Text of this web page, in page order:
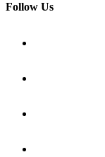
Follow Us